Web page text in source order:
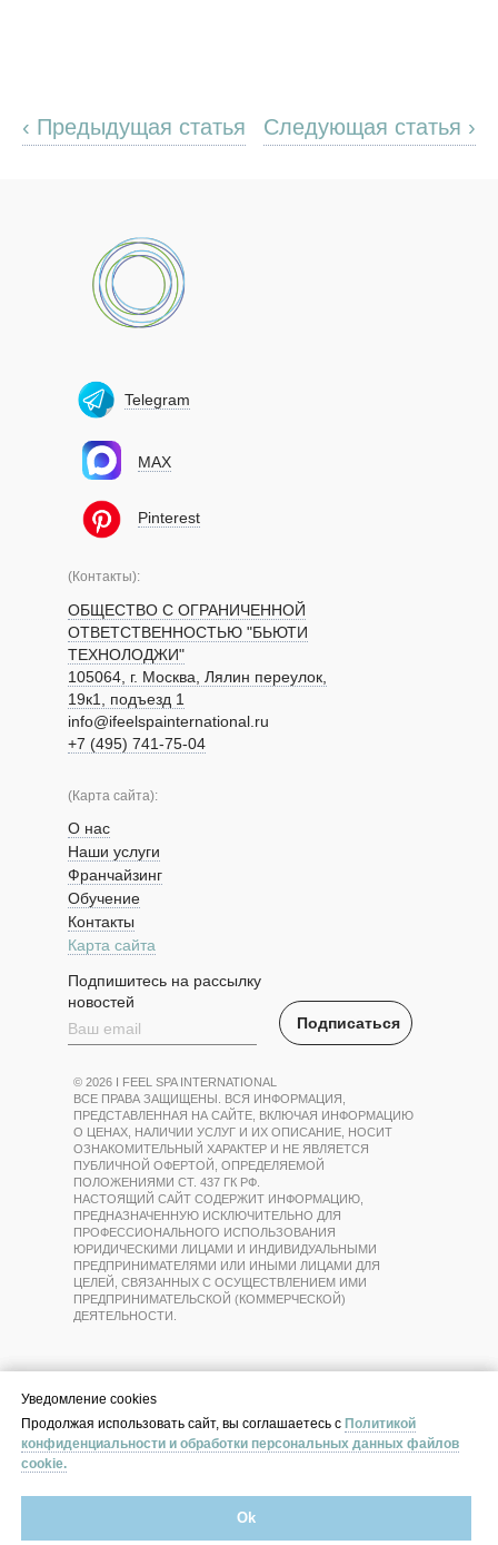
Уведомление cookies
Продолжая использовать сайт, вы соглашаетесь с Политикой
конфиденциальности и обработки персональных данных файлов
cookie.
Ok
‹ Предыдущая статья Следующая статья ›
Уведомление cookies
Продолжая использовать сайт, вы соглашаетесь с Политикой
конфиденциальности и обработки персональных данных файлов
cookie.
Ok
Подпишитесь на рассылку
новостей
Telegram
MAX
Pinterest
© 2026 I FEEL SPA INTERNATIONAL
ВСЕ ПРАВА ЗАЩИЩЕНЫ. ВСЯ ИНФОРМАЦИЯ,
ПРЕДСТАВЛЕННАЯ НА САЙТЕ, ВКЛЮЧАЯ ИНФОРМАЦИЮ
О ЦЕНАХ, НАЛИЧИИ УСЛУГ И ИХ ОПИСАНИЕ, НОСИТ
ОЗНАКОМИТЕЛЬНЫЙ ХАРАКТЕР И НЕ ЯВЛЯЕТСЯ
ПУБЛИЧНОЙ ОФЕРТОЙ, ОПРЕДЕЛЯЕМОЙ
ПОЛОЖЕНИЯМИ СТ. 437 ГК РФ.
НАСТОЯЩИЙ САЙТ СОДЕРЖИТ ИНФОРМАЦИЮ,
ПРЕДНАЗНАЧЕННУЮ ИСКЛЮЧИТЕЛЬНО ДЛЯ
ПРОФЕССИОНАЛЬНОГО ИСПОЛЬЗОВАНИЯ
ЮРИДИЧЕСКИМИ ЛИЦАМИ И ИНДИВИДУАЛЬНЫМИ
ПРЕДПРИНИМАТЕЛЯМИ ИЛИ ИНЫМИ ЛИЦАМИ ДЛЯ
ЦЕЛЕЙ, СВЯЗАННЫХ С ОСУЩЕСТВЛЕНИЕМ ИМИ
ПРЕДПРИНИМАТЕЛЬСКОЙ (КОММЕРЧЕСКОЙ)
ДЕЯТЕЛЬНОСТИ.
(Контакты):
ОБЩЕСТВО С ОГРАНИЧЕННОЙ
ОТВЕТСТВЕННОСТЬЮ "БЬЮТИ
ТЕХНОЛОДЖИ"
105064, г. Москва, Лялин переулок,
19к1, подъезд 1
info@ifeelspainternational.ru
+7 (495) 741-75-04
(Карта сайта):
О нас
Наши услуги
Франчайзинг
Обучение
Контакты
Карта сайта
Подписаться
Уведомление cookies
Продолжая использовать сайт, вы соглашаетесь с Политикой
конфиденциальности и обработки персональных данных файлов
cookie.
Ok